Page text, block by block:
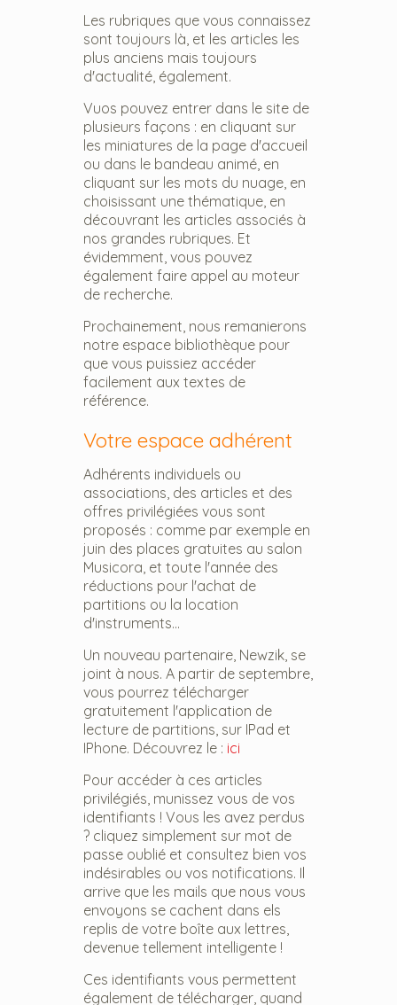
Les rubriques que vous connaissez
sont toujours là, et les articles les
plus anciens mais toujours
d'actualité, également.
Vuos pouvez entrer dans le site de
plusieurs façons : en cliquant sur
les miniatures de la page d'accueil
ou dans le bandeau animé, en
cliquant sur les mots du nuage, en
choisissant une thématique, en
découvrant les articles associés à
nos grandes rubriques. Et
évidemment, vous pouvez
également faire appel au moteur
de recherche.
Prochainement, nous remanierons
notre espace bibliothèque pour
que vous puissiez accéder
facilement aux textes de
référence.
Votre espace adhérent
Adhérents individuels ou
associations, des articles et des
offres privilégiées vous sont
proposés : comme par exemple en
juin des places gratuites au salon
Musicora, et toute l'année des
réductions pour l'achat de
partitions ou la location
d'instruments...
Un nouveau partenaire, Newzik, se
joint à nous. A partir de septembre,
vous pourrez télécharger
gratuitement l'application de
lecture de partitions, sur IPad et
IPhone. Découvrez le : ici
Pour accéder à ces articles
privilégiés, munissez vous de vos
identifiants ! Vous les avez perdus
? cliquez simplement sur mot de
passe oublié et consultez bien vos
indésirables ou vos notifications. Il
arrive que les mails que nous vous
envoyons se cachent dans els
replis de votre boîte aux lettres,
devenue tellement intelligente !
Ces identifiants vous permettent
également de télécharger, quand